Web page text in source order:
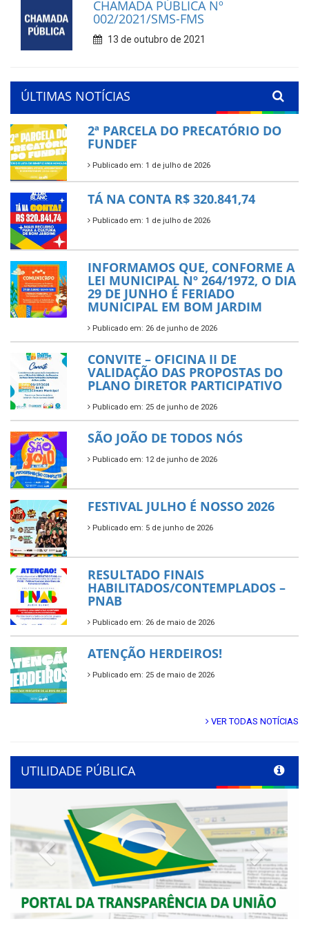
CHAMADA PÚBLICA Nº
002/2021/SMS-FMS
13 de outubro de 2021
ÚLTIMAS NOTÍCIAS
2ª PARCELA DO PRECATÓRIO DO
FUNDEF
Publicado em: 1 de julho de 2026
TÁ NA CONTA R$ 320.841,74
Publicado em: 1 de julho de 2026
INFORMAMOS QUE, CONFORME A
LEI MUNICIPAL Nº 264/1972, O DIA
29 DE JUNHO É FERIADO
MUNICIPAL EM BOM JARDIM
Publicado em: 26 de junho de 2026
CONVITE – OFICINA II DE
VALIDAÇÃO DAS PROPOSTAS DO
PLANO DIRETOR PARTICIPATIVO
Publicado em: 25 de junho de 2026
SÃO JOÃO DE TODOS NÓS
Publicado em: 12 de junho de 2026
FESTIVAL JULHO É NOSSO 2026
Publicado em: 5 de junho de 2026
RESULTADO FINAIS
HABILITADOS/CONTEMPLADOS –
PNAB
Publicado em: 26 de maio de 2026
ATENÇÃO HERDEIROS!
Publicado em: 25 de maio de 2026
VER TODAS NOTÍCIAS
UTILIDADE PÚBLICA
Previous Next